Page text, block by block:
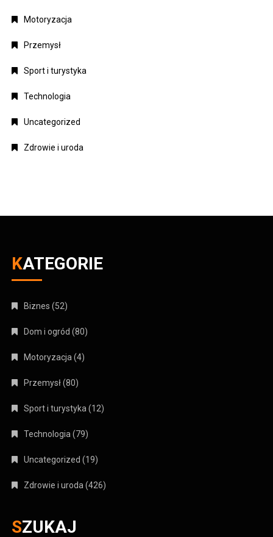
Motoryzacja
Przemysł
Sport i turystyka
Technologia
Uncategorized
Zdrowie i uroda
KATEGORIE
Biznes (52)
Dom i ogród (80)
Motoryzacja(4)
Przemysł(80)
Sport i turystyka(12)
Technologia(79)
Uncategorized (19)
Zdrowie i uroda(426)
SZUKAJ